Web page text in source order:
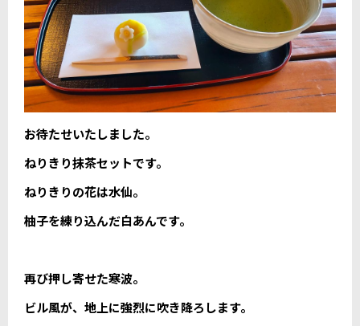
お待たせいたしました。
ねりきり抹茶セットです。
ねりきりの花は水仙。
柚子を練り込んだ白あんです。
再び押し寄せた寒波。
ビル風が、地上に強烈に吹き降ろします。